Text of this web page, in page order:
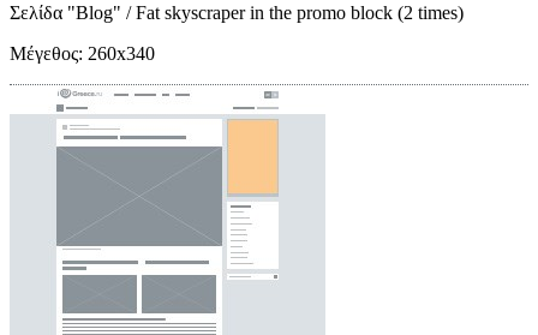
Σελίδα "Blog" / Fat skyscraper in the promo block (2 times)
Μέγεθος: 260x340